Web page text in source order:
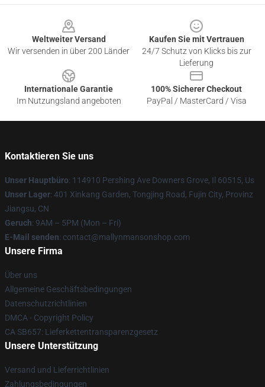
Weltweiter Versand
Wir versenden in über 200 Länder
Kaufen Sie mit Vertrauen
24/7 Schutz von Klicks bis zur
Lieferung
Internationale Garantie
Im Nutzungsland angeboten
100% Sicherer Checkout
PayPal / MasterCard / Visa
Kontaktieren Sie uns
Unser Hauptbüro: 114910 Pershing Ave Downers Grove, Il 60515, Us
Unser Lager: 401 Xinkang Garden, Tongjing Road, Fujin City, Provinz
Jiangsu, CN
Geruch: 9AM – 5PM (Mon – Fri)
E-Mail senden: contact@mallynmansonshop.com
Unsere Firma
Über uns
Allgemeine Geschäftsbedingungen
Datenschutzrichtlinien
DMCA - Copyright Policy
CA SB657: Lieferkettentransparenzgesetz
Unsere Unterstützung
Versand und Lieferrichtlinien
Zahlungsbedingungen